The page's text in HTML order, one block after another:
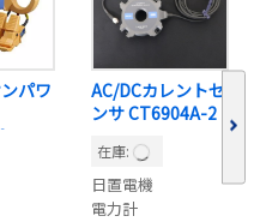
パワ
AC/DCカレントセ
ンサ CT6904A-2
在庫:
日置電機
電力計